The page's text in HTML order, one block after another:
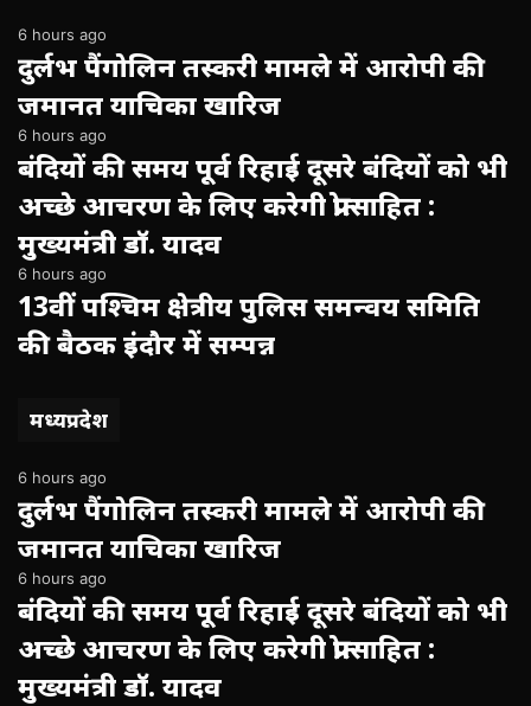
6 hours ago
दुर्लभ पैंगोलिन तस्करी मामले में आरोपी की
जमानत याचिका खारिज
6 hours ago
बंदियों की समय पूर्व रिहाई दूसरे बंदियों को भी
अच्छे आचरण के लिए करेगी प्रोत्साहित :
मुख्यमंत्री डॉ. यादव
6 hours ago
13वीं पश्चिम क्षेत्रीय पुलिस समन्वय समिति
की बैठक इंदौर में सम्पन्न
मध्यप्रदेश
6 hours ago
दुर्लभ पैंगोलिन तस्करी मामले में आरोपी की
जमानत याचिका खारिज
6 hours ago
बंदियों की समय पूर्व रिहाई दूसरे बंदियों को भी
अच्छे आचरण के लिए करेगी प्रोत्साहित :
मुख्यमंत्री डॉ. यादव